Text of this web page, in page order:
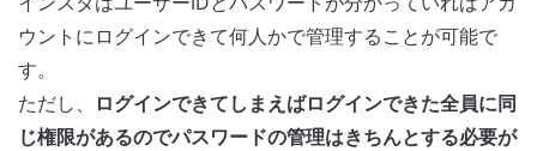
ウントにログインできて何人かで管理することが可能で
す。
ただし、
ログインできてしまえばログインできた全員に同
じ権限があるのでパスワードの管理はきちんとする必要が